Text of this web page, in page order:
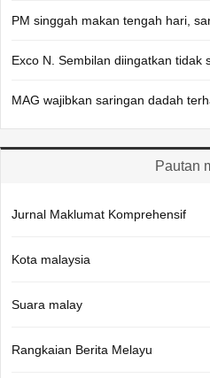
PM singgah makan tengah hari,
Exco N. Sembilan diingatkan tidak
MAG wajibkan saringan dadah
Pautan
Jurnal Maklumat Komprehensif
Kota malaysia
Suara malay
Rangkaian Berita Melayu